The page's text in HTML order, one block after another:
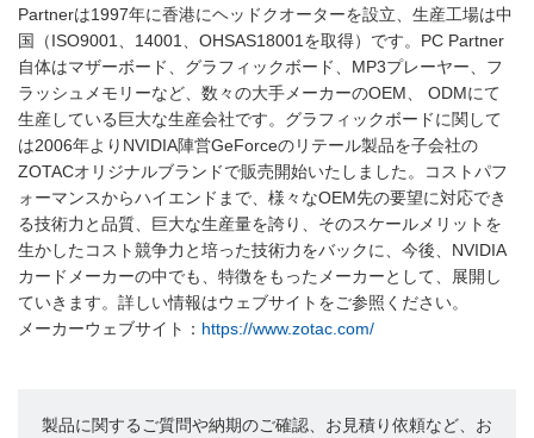
Partnerは1997年に香港にヘッドクオーターを設立、生産工場は中
国（ISO9001、14001、OHSAS18001を取得）です。PC Partner
自体はマザーボード、グラフィックボード、MP3プレーヤー、フ
ラッシュメモリーなど、数々の大手メーカーのOEM、 ODMにて
生産している巨大な生産会社です。グラフィックボードに関して
は2006年よりNVIDIA陣営GeForceのリテール製品を子会社の
ZOTACオリジナルブランドで販売開始いたしました。コストパフ
ォーマンスからハイエンドまで、様々なOEM先の要望に対応でき
る技術力と品質、巨大な生産量を誇り、そのスケールメリットを
生かしたコスト競争力と培った技術力をバックに、今後、NVIDIA
カードメーカーの中でも、特徴をもったメーカーとして、展開し
ていきます。詳しい情報はウェブサイトをご参照ください。
メーカーウェブサイト： https://www.zotac.com/
製品に関するご質問や納期のご確認、お見積り依頼など、お